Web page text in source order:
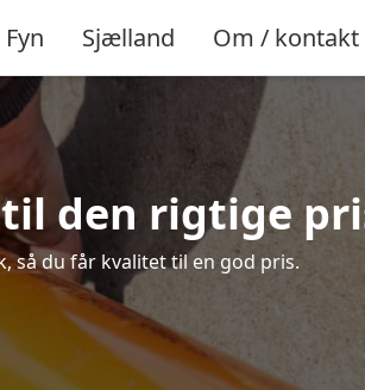
Fyn Sjælland Om / kontakt
den rigtige
så du får kvalitet til en god pris.